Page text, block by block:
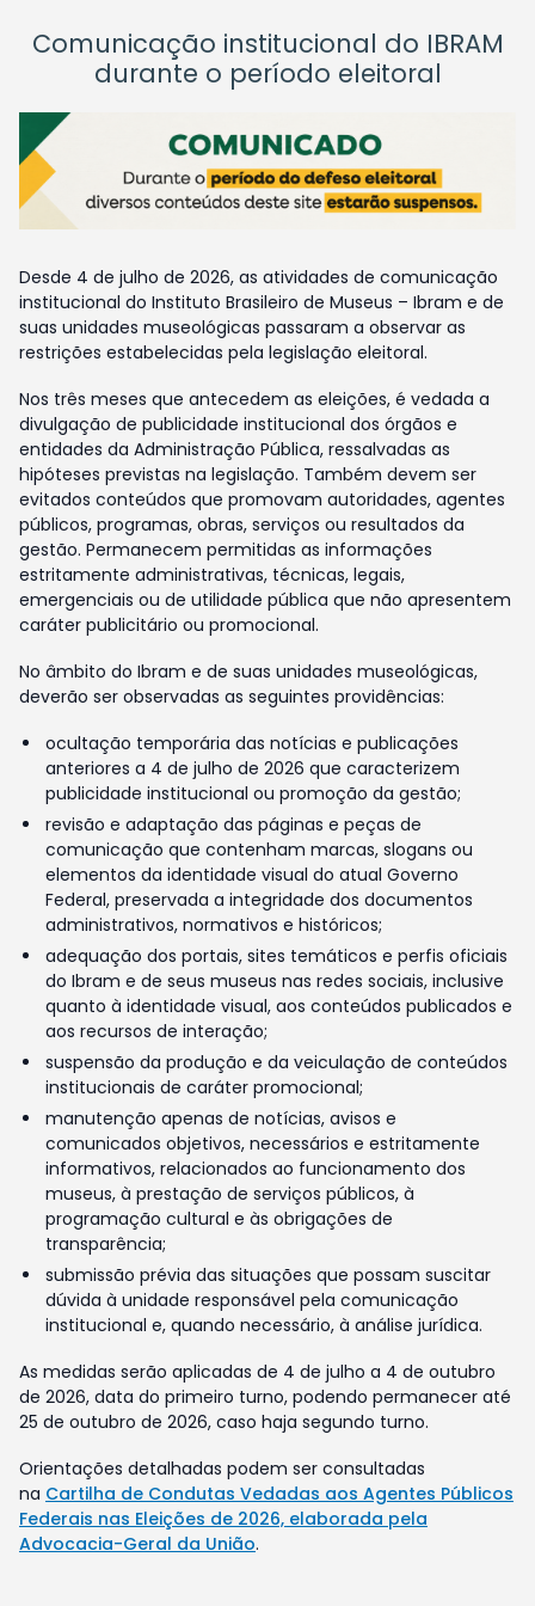
Comunicação institucional do IBRAM
durante o período eleitoral
Desde 4 de julho de 2026, as atividades de comunicação
institucional do Instituto Brasileiro de Museus – Ibram e de
suas unidades museológicas passaram a observar as
restrições estabelecidas pela legislação eleitoral.
Nos três meses que antecedem as eleições, é vedada a
divulgação de publicidade institucional dos órgãos e
entidades da Administração Pública, ressalvadas as
hipóteses previstas na legislação. Também devem ser
evitados conteúdos que promovam autoridades, agentes
públicos, programas, obras, serviços ou resultados da
gestão. Permanecem permitidas as informações
estritamente administrativas, técnicas, legais,
emergenciais ou de utilidade pública que não apresentem
caráter publicitário ou promocional.
No âmbito do Ibram e de suas unidades museológicas,
deverão ser observadas as seguintes providências:
ocultação temporária das notícias e publicações
anteriores a 4 de julho de 2026 que caracterizem
publicidade institucional ou promoção da gestão;
revisão e adaptação das páginas e peças de
comunicação que contenham marcas, slogans ou
elementos da identidade visual do atual Governo
Federal, preservada a integridade dos documentos
administrativos, normativos e históricos;
adequação dos portais, sites temáticos e perfis oficiais
do Ibram e de seus museus nas redes sociais, inclusive
quanto à identidade visual, aos conteúdos publicados e
aos recursos de interação;
suspensão da produção e da veiculação de conteúdos
institucionais de caráter promocional;
manutenção apenas de notícias, avisos e
comunicados objetivos, necessários e estritamente
informativos, relacionados ao funcionamento dos
museus, à prestação de serviços públicos, à
programação cultural e às obrigações de
transparência;
submissão prévia das situações que possam suscitar
dúvida à unidade responsável pela comunicação
institucional e, quando necessário, à análise jurídica.
As medidas serão aplicadas de 4 de julho a 4 de outubro
de 2026, data do primeiro turno, podendo permanecer até
25 de outubro de 2026, caso haja segundo turno.
Orientações detalhadas podem ser consultadas
na Cartilha de Condutas Vedadas aos Agentes Públicos
Federais nas Eleições de 2026, elaborada pela
Advocacia-Geral da União.